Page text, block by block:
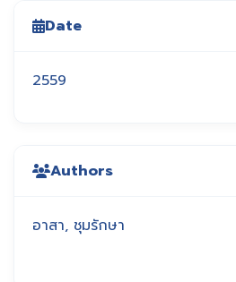
Date
2559
Authors
อาสา, ชุมรักษา